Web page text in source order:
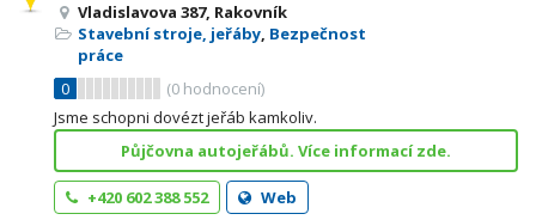
Vladislavova 387, Rakovník
Stavební stroje, jeřáby, Bezpečnost
práce
0
(0 hodnocení)
Jsme schopni dovézt jeřáb kamkoliv.
Půjčovna autojeřábů. Více informací zde.
+420 602 388 552 Web